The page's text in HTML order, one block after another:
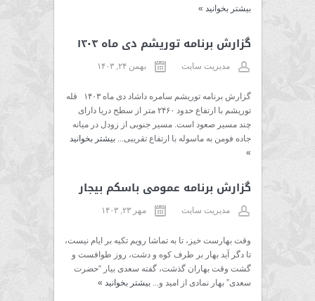
بیشتر بخوانید »
گزارش برنامه توریشم دی ماه ۱۴۰۳
مدیریت سایت بهمن ۲۴, ۱۴۰۳
گزارش برنامه توریشم سامره داشاد دی ماه ۱۴۰۳ قله
توریشم با ارتفاع حدود ۲۴۶۰ متر از سطح دریا دارای
چند مسیر صعود است. مسیر جنوبی از زودل در میانه
جاده فومن به ماسوله با ارتفاع تقریبی...بیشتر بخوانید
»
گزارش برنامه عمومی باسکم بیجار
مدیریت سایت مهر ۲۳, ۱۴۰۳
وقت بهارست خیز، تا به تماشا رویم تکیه بر ایام نیست،
تا دگر آید بهار بر طرف کوه و دشت، روز طوافست و
گشت وقت بهاران گذشت، گفته سعدی بیار “حضرت
سعدی” بهار نمادی از امید و...بیشتر بخوانید »